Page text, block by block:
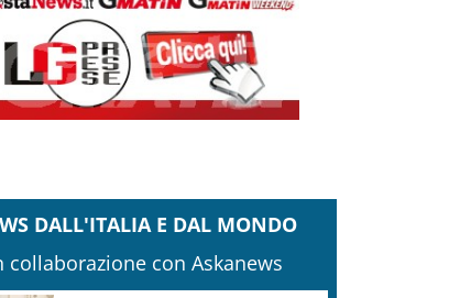
DALL'ITALIA E DAL MONDO
collaborazione con Askanews